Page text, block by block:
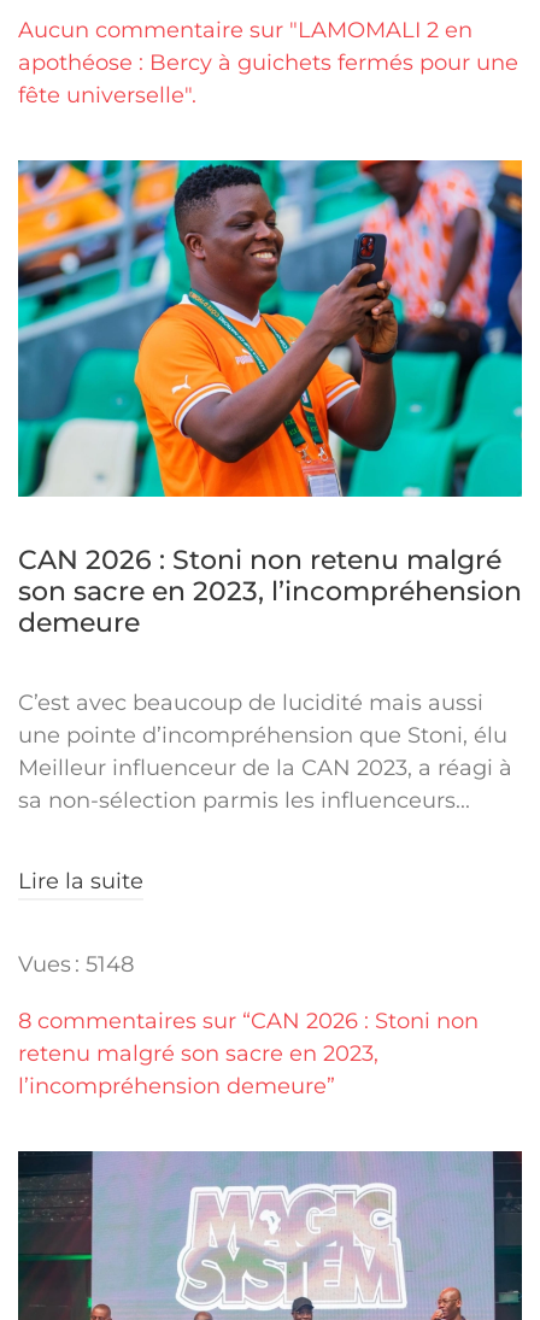
Aucun commentaire sur "LAMOMALI 2 en
apothéose : Bercy à guichets fermés pour une
fête universelle".
CAN 2026 : Stoni non retenu malgré
son sacre en 2023, l’incompréhension
demeure
C’est avec beaucoup de lucidité mais aussi
une pointe d’incompréhension que Stoni, élu
Meilleur influenceur de la CAN 2023, a réagi à
sa non-sélection parmis les influenceurs...
Lire la suite
Vues : 5148
8 commentaires sur “CAN 2026 : Stoni non
retenu malgré son sacre en 2023,
l’incompréhension demeure”